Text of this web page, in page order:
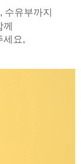
수유부까지
세요,